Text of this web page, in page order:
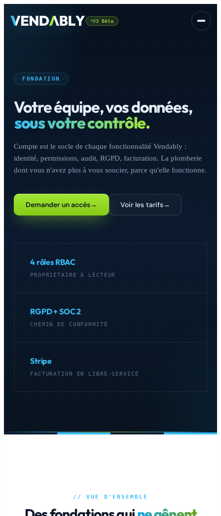
V3 Bêta
GRATUIT CSS
Se connecter
FONDATION
Votre équipe, vos données,
sous votre contrôle.
Compte est le socle de chaque fonctionnalité Vendably :
identité, permissions, audit, RGPD, facturation. La plomberie
dont vous n'avez plus à vous soucier, parce qu'elle fonctionne.
Demander un accès→ Voir les tarifs→
4 rôles RBAC
PROPRIÉTAIRE À LECTEUR
RGPD + SOC 2
CHEMIN DE CONFORMITÉ
Stripe
FACTURATION EN LIBRE-SERVICE
// VUE D'ENSEMBLE